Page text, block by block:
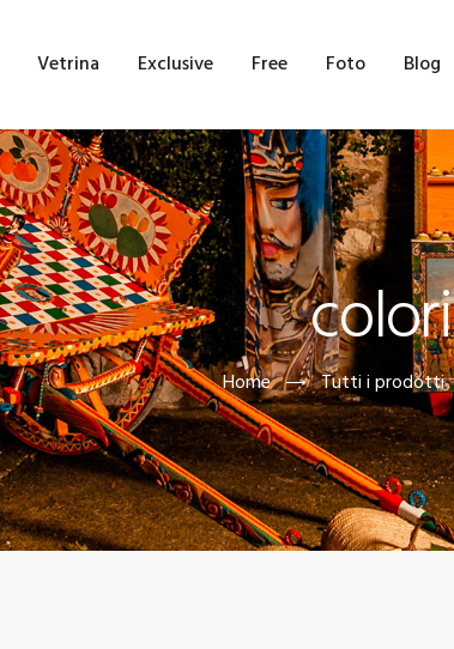
Vetrina Exclusive Free Foto Blog
colori
Home Tutti i prodotti
VETRINA
EXCLUSIVE
FREE
FOTO
BLOG
ADV
CONTATTI